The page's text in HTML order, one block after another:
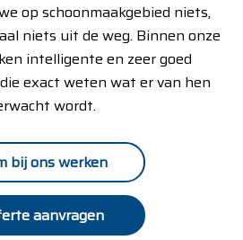
op schoonmaakgebied niets,
niets uit de weg. Binnen onze
intelligente en zeer goed
exact weten wat er van hen
wordt.
bij ons werken
aanvragen